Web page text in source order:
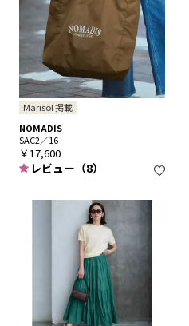
Marisol 掲載
NOMADIS
SAC2／16
￥17,600
レビュー（8）